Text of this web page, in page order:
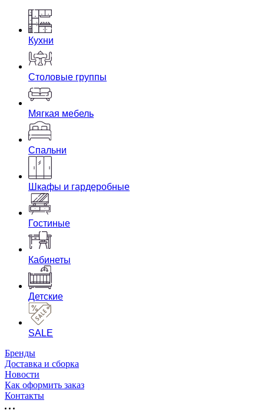
Кухни
Столовые группы
Мягкая мебель
Спальни
Шкафы и гардеробные
Гостиные
Кабинеты
Детские
SALE
Бренды
Доставка и сборка
Новости
Как оформить заказ
Контакты